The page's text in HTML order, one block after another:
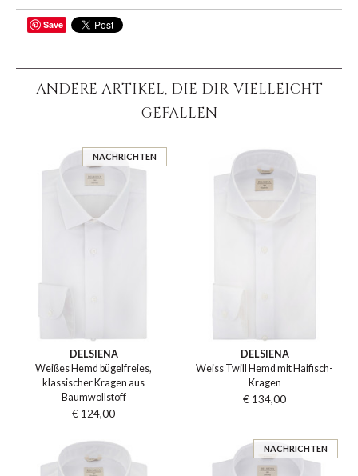
TEILEN
Save
ANDERE ARTIKEL, DIE DIR VIELLEICHT
GEFALLEN
NACHRICHTEN
DELSIENA
Weißes Hemd bügelfreies,
klassischer Kragen aus
Baumwollstoff
€ 124,00
DELSIENA
Weiss Twill Hemd mit Haifisch-
Kragen
€ 134,00
NACHRICHTEN